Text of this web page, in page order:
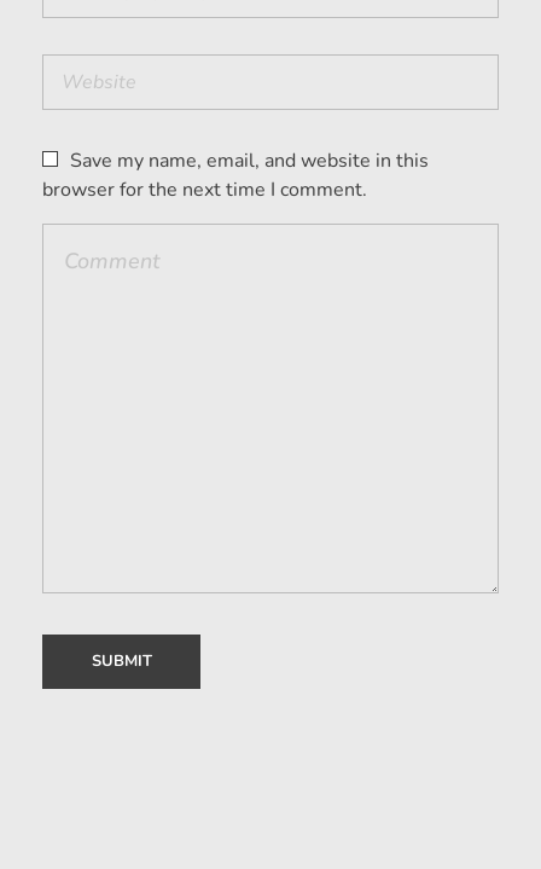
Save my name, email, and website in this
browser for the next time I comment.